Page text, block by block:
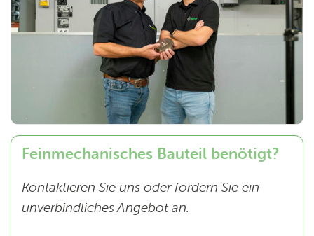
Feinmechanisches Bauteil benötigt?
Kontaktieren Sie uns oder fordern Sie ein
unverbindliches Angebot an.